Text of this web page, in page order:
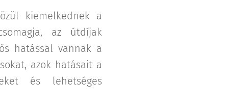
kiemelkednek a
az útdíjak
hatással vannak a
azok hatásait a
és lehetséges